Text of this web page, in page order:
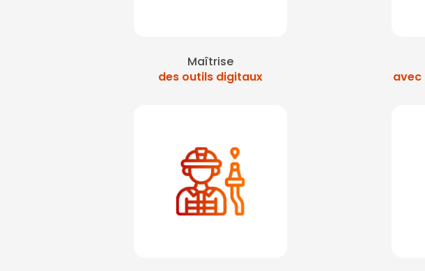
Maîtrise
des outils digitaux
avec